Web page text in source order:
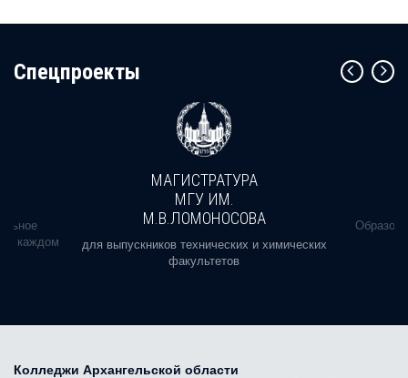
Cпецпроекты
в каждом
МАГИСТРАТУРА
МГУ ИМ.
М.В.ЛОМОНОСОВА
для выпускников технических и химических
факультетов
Колледжи Архангельской области